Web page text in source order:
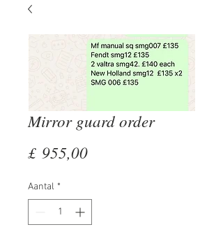
Mirror guard order
£ 955,00Prijs
Aantal *